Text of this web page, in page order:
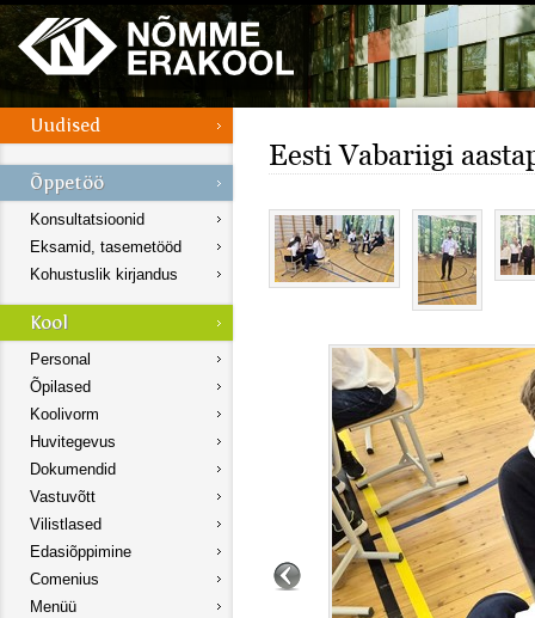
Konsultatsioonid
Eksamid, tasemetööd
Kohustuslik kirjandus
Personal
Õpilased
Koolivorm
Huvitegevus
Dokumendid
Vastuvõtt
Vilistlased
Edasiõppimine
Comenius
Menüü
Eesti Vabariigi